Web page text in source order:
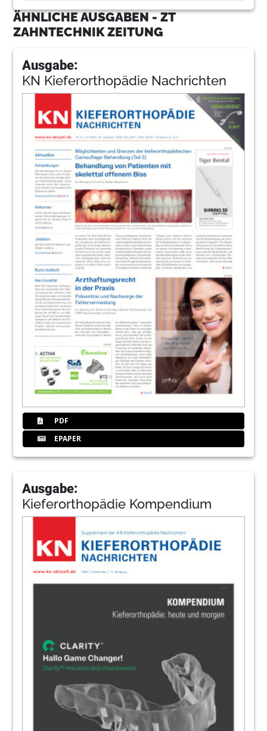
ÄHNLICHE AUSGABEN - ZT
ZAHNTECHNIK ZEITUNG
Ausgabe:
KN Kieferorthopädie Nachrichten
PDF
EPAPER
Ausgabe:
Kieferorthopädie Kompendium